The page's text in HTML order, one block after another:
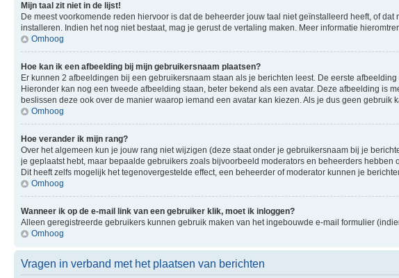
Mijn taal zit niet in de lijst!
De meest voorkomende reden hiervoor is dat de beheerder jouw taal niet geïnstalleerd heeft, of
installeren. Indien het nog niet bestaat, mag je gerust de vertaling maken. Meer informatie
Omhoog
Hoe kan ik een afbeelding bij mijn gebruikersnaam plaatsen?
Er kunnen 2 afbeeldingen bij een gebruikersnaam staan als je berichten leest. De eerste
Hieronder kan nog een tweede afbeelding staan, beter bekend als een avatar. Deze afbeelding is
beslissen deze ook over de manier waarop iemand een avatar kan kiezen. Als je dus geen
Omhoog
Hoe verander ik mijn rang?
Over het algemeen kun je jouw rang niet wijzigen (deze staat onder je gebruikersnaam bij je
je geplaatst hebt, maar bepaalde gebruikers zoals bijvoorbeeld moderators en beheerders
Dit heeft zelfs mogelijk het tegenovergestelde effect, een beheerder of moderator kunnen je
Omhoog
Wanneer ik op de e-mail link van een gebruiker klik, moet ik inloggen?
Alleen geregistreerde gebruikers kunnen gebruik maken van het ingebouwde e-mail formulier
Omhoog
Vragen in verband met het plaatsen van berichten